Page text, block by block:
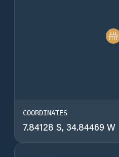
COORDINATES
7.84128 S, 34.84469 W